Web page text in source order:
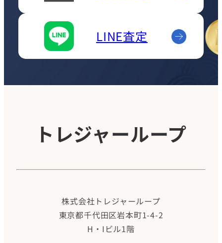
LINE査定
トレジャーループ
株式会社トレジャーループ
東京都千代田区岩本町1-4-2
H・Iビル1階